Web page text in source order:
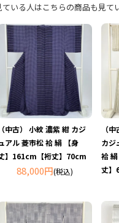
ている人はこちらの商品も見て
（中古） 小紋 濃紫 紺 カジ
アル 菱市松 袷 絹 【身
】161cm【裄丈】70cm
88,000円(税込)
（
カジ
袷
丈】